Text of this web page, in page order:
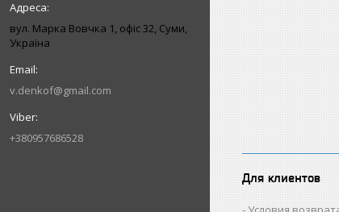
вул. Марка Вовчка 1, офіс 32, Суми,
Україна
v.denkof@gmail.com
+380957686528
Для клиентов